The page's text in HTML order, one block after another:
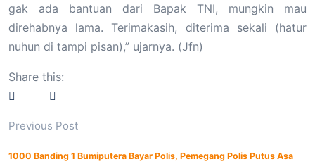
gak ada bantuan dari Bapak TNI, mungkin mau
direhabnya lama. Terimakasih, diterima sekali (hatur
nuhun di tampi pisan),” ujarnya. (Jfn)
Share this:
Previous Post
1000 Banding 1 Bumiputera Bayar Polis, Pemegang Polis Putus Asa